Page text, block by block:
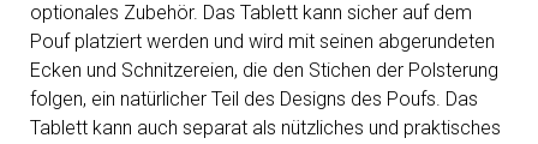
optionales Zubehör. Das Tablett kann sicher auf dem
Pouf platziert werden und wird mit seinen abgerundeten
Ecken und Schnitzereien, die den Stichen der Polsterung
folgen, ein natürlicher Teil des Designs des Poufs. Das
Tablett kann auch separat als nützliches und praktisches